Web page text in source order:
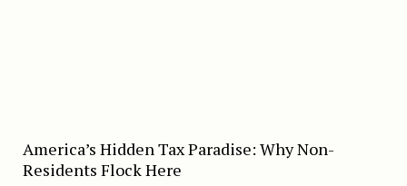
America’s Hidden Tax Paradise: Why Non-
Residents Flock Here